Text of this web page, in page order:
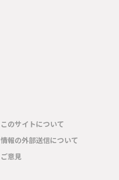
このサイトについて
情報の外部送信について
ご意見